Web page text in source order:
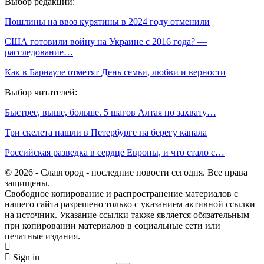
Пошлины на ввоз курятины в 2024 году отменили
США готовили войну на Украине с 2016 года? —
расследование…
Как в Барнауле отметят День семьи, любви и верности
Выбор читателей:
Быстрее, выше, больше. 5 шагов Алтая по захвату…
Три скелета нашли в Петербурге на берегу канала
Российская разведка в сердце Европы, и что стало с…
© 2026 - Славгород - последние новости сегодня. Все права
защищены.
Свободное копирование и распространение материалов с
нашего сайта разрешено только с указанием активной ссылки
на источник. Указание ссылки также является обязательным
при копировании материалов в социальные сети или
печатные издания.
Sign in